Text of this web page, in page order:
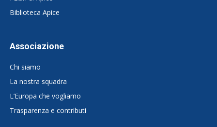
Biblioteca Apice
Associazione
Chi siamo
La nostra squadra
L’Europa che vogliamo
Trasparenza e contributi